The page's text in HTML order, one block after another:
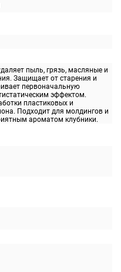
пыль, грязь, масляные и
Защищает от старения и
первоначальную
эффектом.
пластиковых и
Подходит для молдингов и
ароматом клубники.